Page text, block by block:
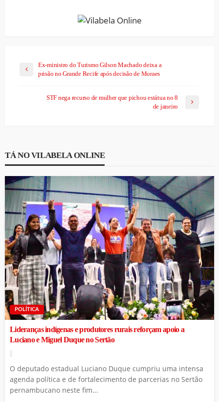
Ex-ministro do Turismo Gilson Machado deixa a
prisão no Grande Recife após decisão de Moraes
STF nega recurso de mulher que pichou estátua no 8
de janeiro
TÁ NO VILABELA ONLINE
POLÍTICA
Lideranças indígenas e produtores rurais reforçam apoio a
Luciano e Miguel Duque no Sertão
O deputado estadual Luciano Duque cumpriu uma intensa
agenda política e de fortalecimento de parcerias no Sertão
pernambucano neste fim...